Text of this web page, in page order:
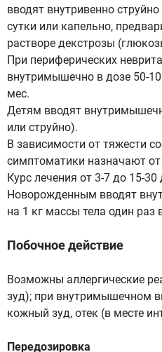
вводят внутривенно
сутки или капельно,
растворе декстрозы
При периферических
внутримышечно в дозе 50-
мес.
Детям вводят
или струйно).
В зависимости от тяжести
симптоматики назначают
Курс лечения от 3-7 до 15-30
Новорожденным вводят
на 1 кг массы тела один раз
Побочное действие
Возможны аллергические
зуд); при внутримышечном
кожный зуд, отек (в месте
Передозировка